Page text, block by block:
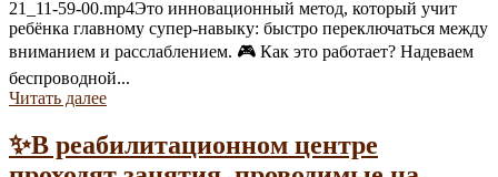
21_11-59-00.mp4Это инновационный метод, который учит
ребёнка главному супер-навыку: быстро переключаться между
вниманием и расслаблением. 🎮 Как это работает? Надеваем
беспроводной...
Читать далее
✨В реабилитационном центре